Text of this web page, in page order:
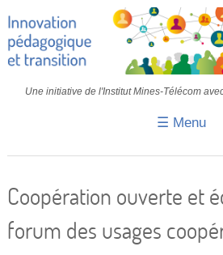
Une initiative de l'Institut Mines-Télécom
☰ Menu
Transition
Coopération ouverte et
forum des usages